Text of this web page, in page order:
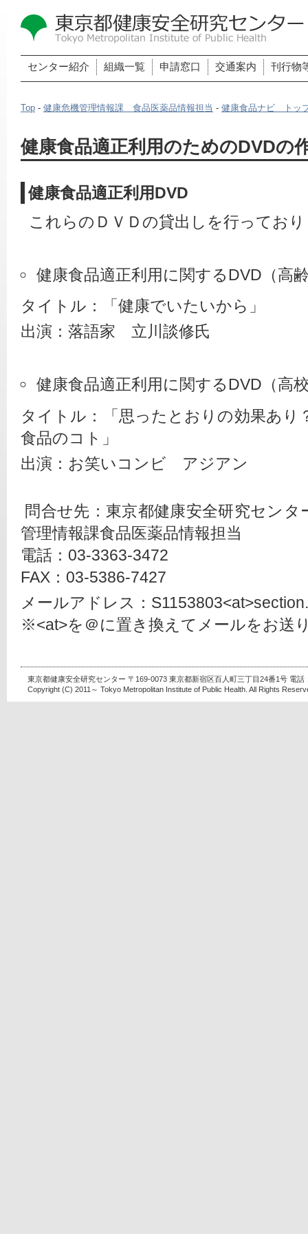
センター紹介 組織一覧 申請窓口 交通案内 刊行物
Top - 健康危機管理情報課 食品医薬品情報担当 - 健康食品ナビ トッ
健康食品適正利用のためのDVDの
健康食品適正利用DVD
これらのＤＶＤの貸出しを行ってお
健康食品適正利用に関するDVD（高
タイトル：「健康でいたいから」
出演：落語家　立川談修氏
健康食品適正利用に関するDVD（高
タイトル：「思ったとおりの効果あり
食品のコト」
出演：お笑いコンビ　アジアン
問合せ先：東京都健康安全研究センタ
管理情報課食品医薬品情報担当
電話：03-3363-3472
FAX：03-5386-7427
メールアドレス：
※<at>を＠に置き換えてメールをお送
東京都健康安全研究センター 〒169-0073 東京都新宿区百人町三丁目24番1号 電話
Copyright (C) 2011～ Tokyo Metropolitan Institute of Public Health. All Rights